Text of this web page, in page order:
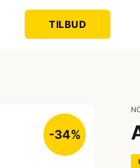
TILBUD
-34%